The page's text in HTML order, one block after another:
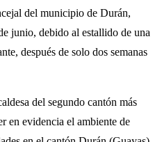
del municipio de Durán,
junio, debido al estallido de una
después de solo dos semanas
del segundo cantón más
en evidencia el ambiente de